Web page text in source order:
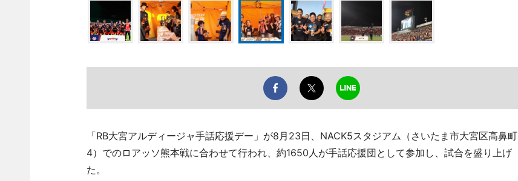
「RB大宮アルディージャ手話応援デー」が8月23日、NACK5スタジアム（さいたま市大宮区高鼻町
4）でのロアッソ熊本戦に合わせて行われ、約1650人が手話応援団として参加し、試合を盛り上げ
た。